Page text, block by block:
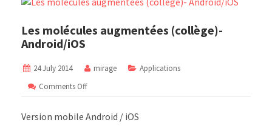
Les molécules augmentées (collège)-
Android/iOS
24 July 2014 mirage
Applications
Comments Offon
Les
augmentées
Version mobile Android / iOS